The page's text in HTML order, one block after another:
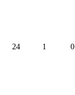
24 1 0